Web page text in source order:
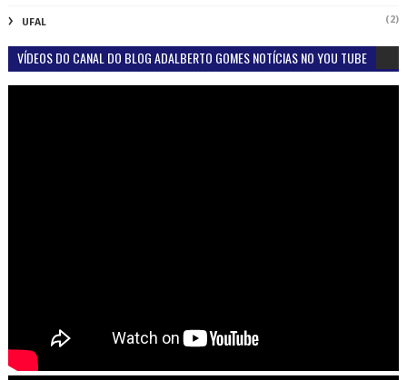
UFAL (2)
VÍDEOS DO CANAL DO BLOG ADALBERTO GOMES NOTÍCIAS NO YOU TUBE